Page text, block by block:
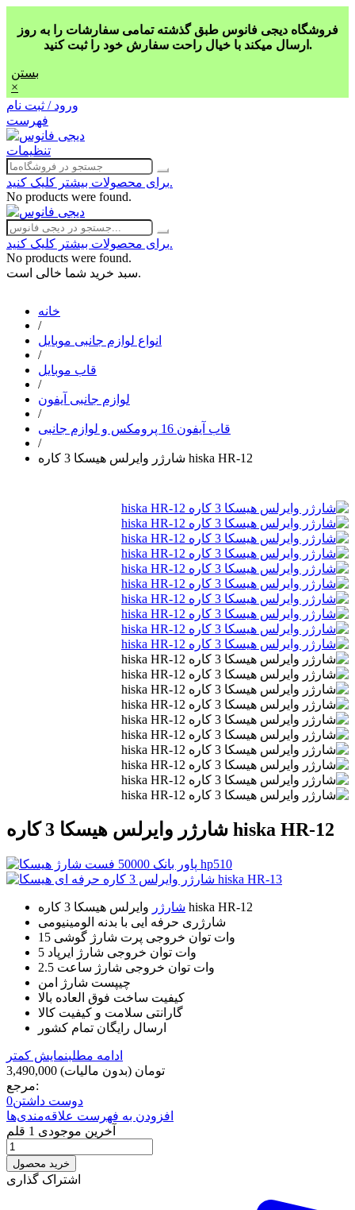
فروشگاه دیجی فانوس طبق گذشته تمامی سفارشات را به روز
ارسال میکند با خیال راحت سفارش خود را ثبت کنید.
بستن
×
ورود / ثبت نام
فهرست
تنظیمات
برای محصولات بیشتر کلیک کنید.
No products were found.
برای محصولات بیشتر کلیک کنید.
No products were found.
سبد خرید شما خالی است.
خانه
/
انواع لوازم جانبی موبایل
/
قاب موبایل
/
لوازم جانبی آیفون
/
قاب آیفون 16 پرومکس و لوازم جانبی
/
شارژر وایرلس هیسکا 3 کاره hiska HR-12
شارژر وایرلس هیسکا 3 کاره hiska HR-12
شارژر وایرلس هیسکا 3 کاره hiska HR-12
شارژری حرفه ایی با بدنه الومینیومی
15 وات توان خروجی پرت شارژ گوشی
5 وات توان خروجی شارژ ایرپاد
2.5 وات توان خروجی شارژ ساعت
چیپست شارژ امن
کیفیت ساخت فوق العاده بالا
گارانتی سلامت و کیفیت کالا
ارسال رایگان تمام کشور
ادامه مطلبنمایش کمتر
3,490,000 تومان (بدون مالیات)
مرجع:
دوست داشتن0
افزودن به فهرست علاقه‌مندی‌ها
آخرین موجودی 1 قلم
خرید محصول
اشتراک گذاری